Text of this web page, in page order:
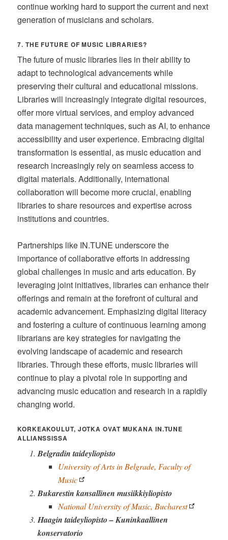
continue working hard to support the current and next
generation of musicians and scholars.
7. THE FUTURE OF MUSIC LIBRARIES?
The future of music libraries lies in their ability to
adapt to technological advancements while
preserving their cultural and educational missions.
Libraries will increasingly integrate digital resources,
offer more virtual services, and employ advanced
data management techniques, such as AI, to enhance
accessibility and user experience. Embracing digital
transformation is essential, as music education and
research increasingly rely on seamless access to
digital materials. Additionally, international
collaboration will become more crucial, enabling
libraries to share resources and expertise across
institutions and countries.
Partnerships like IN.TUNE underscore the
importance of collaborative efforts in addressing
global challenges in music and arts education. By
leveraging joint initiatives, libraries can enhance their
offerings and remain at the forefront of cultural and
academic advancement. Emphasizing digital literacy
and fostering a culture of continuous learning among
librarians are key strategies for navigating the
evolving landscape of academic and research
libraries. Through these efforts, music libraries will
continue to play a pivotal role in supporting and
advancing music education and research in a rapidly
changing world.
KORKEAKOULUT, JOTKA OVAT MUKANA IN.TUNE
ALLIANSSISSA
Belgradin taideyliopisto
University of Arts in Belgrade, Faculty of
Music
Bukarestin kansallinen musiikkiyliopisto
National University of Music, Bucharest
Haagin taideyliopisto – Kuninkaallinen
konservatorio